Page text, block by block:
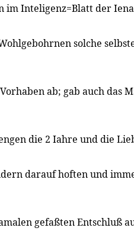
im Inteligenz=Blatt der
solche
ab; gab auch das
die 2 Iahre und die
darauf hoften und
gefaßten Entschluß